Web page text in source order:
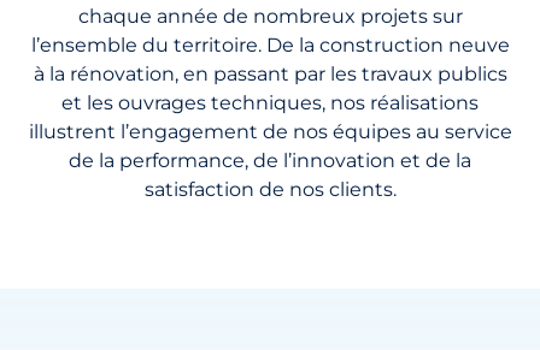
chaque année de nombreux projets sur
l’ensemble du territoire. De la construction neuve
à la rénovation, en passant par les travaux publics
et les ouvrages techniques, nos réalisations
illustrent l’engagement de nos équipes au service
de la performance, de l’innovation et de la
satisfaction de nos clients.